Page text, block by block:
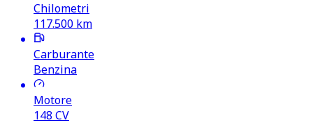
Chilometri
117.500 km
Carburante
Benzina
Motore
148 CV